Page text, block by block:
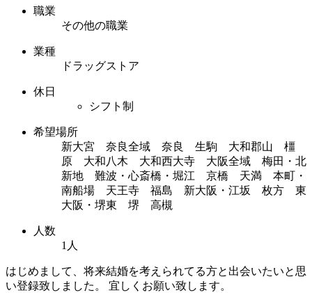
職業
その他の職業
業種
ドラッグストア
休日
シフト制
希望場所
新大宮 奈良全域 奈良 生駒 大和郡山 橿
原 大和八木 大和西大寺 大阪全域 梅田・北
新地 難波・心斎橋・堀江 京橋 天満 本町・
南船場 天王寺 福島 新大阪・江坂 枚方 東
大阪・堺東 堺 高槻
人数
1人
はじめまして、将来結婚を考えられてる方と出会いたいと思
い登録致しました。 宜しくお願い致します。